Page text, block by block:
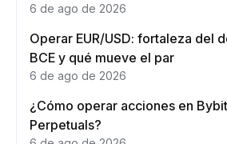
6 de ago de 2026
Operar EUR/USD: fortaleza del
BCE y qué mueve el par
6 de ago de 2026
¿Cómo operar acciones en
Perpetuals?